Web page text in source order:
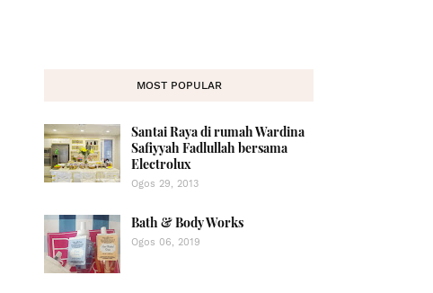
MOST POPULAR
Santai Raya di rumah Wardina
Safiyyah Fadlullah bersama
Electrolux
Ogos 29, 2013
Bath & Body Works
Ogos 06, 2019